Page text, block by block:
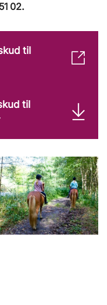
02.
til
til